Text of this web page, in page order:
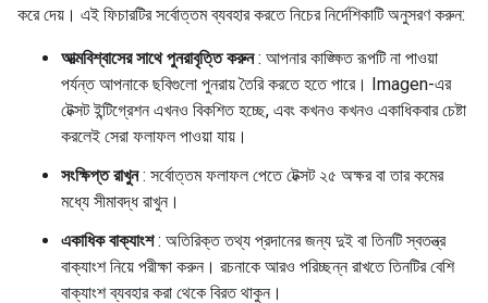
করে দেয়। এই ফিচারটির সর্বোত্তম ব্যবহার করতে নিচের নির্দেশিকাটি অনুসরণ করুন:
আত্মবিশ্বাসের সাথে পুনরাবৃত্তি করুন: আপনার কাঙ্ক্ষিত রূপটি না পাওয়া
পর্যন্ত আপনাকে ছবিগুলো পুনরায় তৈরি করতে হতে পারে। Imagen-এর
টেক্সট ইন্টিগ্রেশন এখনও বিকশিত হচ্ছে, এবং কখনও কখনও একাধিকবার চেষ্টা
করলেই সেরা ফলাফল পাওয়া যায়।
সংক্ষিপ্ত রাখুন: সর্বোত্তম ফলাফল পেতে টেক্সট ২৫ অক্ষর বা তার কমের
মধ্যে সীমাবদ্ধ রাখুন।
একাধিক বাক্যাংশ: অতিরিক্ত তথ্য প্রদানের জন্য দুই বা তিনটি স্বতন্ত্র
বাক্যাংশ নিয়ে পরীক্ষা করুন। রচনাকে আরও পরিচ্ছন্ন রাখতে তিনটির বেশি
বাক্যাংশ ব্যবহার করা থেকে বিরত থাকুন।